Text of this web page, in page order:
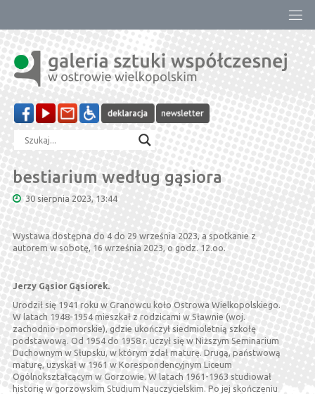
treści
bestiarium według gąsiora
30 sierpnia 2023, 13:44
Wystawa dostępna do 4 do 29 września 2023, a spotkanie z
autorem w sobotę, 16 września 2023, o godz. 12.oo.
Jerzy Gąsior Gąsiorek.
Urodził się 1941 roku w Granowcu koło Ostrowa Wielkopolskiego.
W latach 1948-1954 mieszkał z rodzicami w Sławnie (woj.
zachodnio-pomorskie), gdzie ukończył siedmioletnią szkołę
podstawową. Od 1954 do 1958 r. uczył się w Niższym Seminarium
Duchownym w Słupsku, w którym zdał maturę. Drugą, państwową
maturę, uzyskał w 1961 w Korespondencyjnym Liceum
Ogólnokształcącym w Gorzowie. W latach 1961-1963 studiował
historię w gorzowskim Studium Nauczycielskim. Po jej skończeniu